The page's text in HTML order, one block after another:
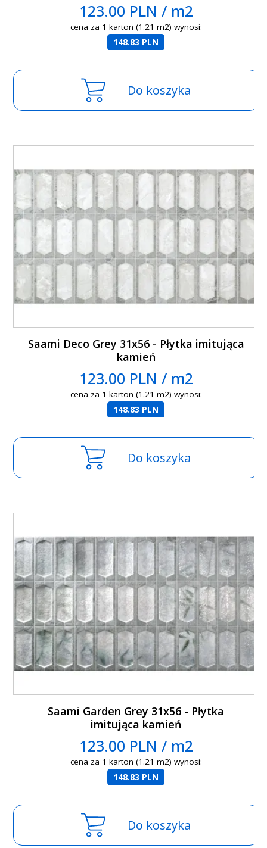
123.00 PLN / m2
cena za 1 karton (1.21 m2) wynosi:
148.83 PLN
Do koszyka
Saami Deco Grey 31x56 - Płytka imitująca
kamień
123.00 PLN / m2
cena za 1 karton (1.21 m2) wynosi:
148.83 PLN
Do koszyka
Saami Garden Grey 31x56 - Płytka
imitująca kamień
123.00 PLN / m2
cena za 1 karton (1.21 m2) wynosi:
148.83 PLN
Do koszyka